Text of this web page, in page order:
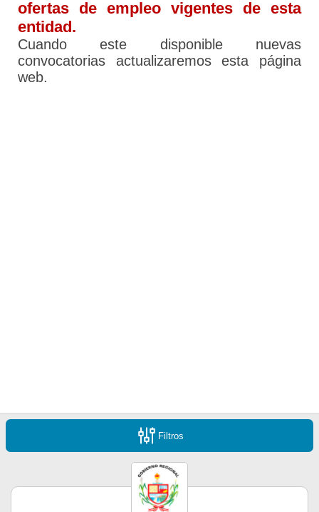
ofertas de empleo vigentes de esta
entidad.
Cuando este disponible nuevas
convocatorias actualizaremos esta página
web.
Filtros